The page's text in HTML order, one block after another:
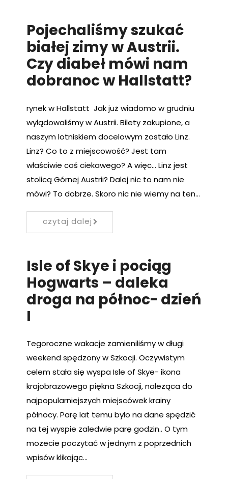
Pojechaliśmy szukać
białej zimy w Austrii.
Czy diabeł mówi nam
dobranoc w Hallstatt?
rynek w Hallstatt Jak już wiadomo w grudniu
wylądowaliśmy w Austrii. Bilety zakupione, a
naszym lotniskiem docelowym zostało Linz.
Linz? Co to z miejscowość? Jest tam
właściwie coś ciekawego? A więc… Linz jest
stolicą Górnej Austrii? Dalej nic to nam nie
mówi? To dobrze. Skoro nic nie wiemy na ten…
czytaj dalej
Isle of Skye i pociąg
Hogwarts – daleka
droga na północ- dzień
I
Tegoroczne wakacje zamieniliśmy w długi
weekend spędzony w Szkocji. Oczywistym
celem stała się wyspa Isle of Skye- ikona
krajobrazowego piękna Szkocji, należąca do
najpopularniejszych miejscówek krainy
północy. Parę lat temu było na dane spędzić
na tej wyspie zaledwie parę godzin.. O tym
możecie poczytać w jednym z poprzednich
wpisów klikając…